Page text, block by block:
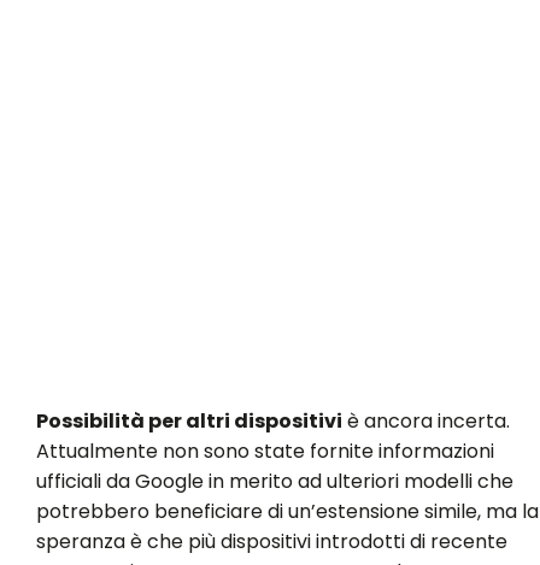
Possibilità per altri dispositivi è ancora incerta.
Attualmente non sono state fornite informazioni
ufficiali da Google in merito ad ulteriori modelli che
potrebbero beneficiare di un’estensione simile, ma la
speranza è che più dispositivi introdotti di recente